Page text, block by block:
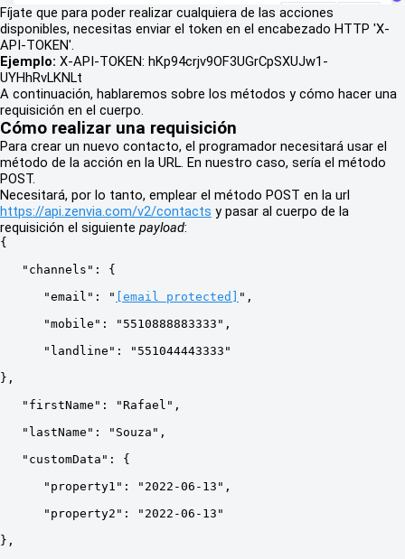
Fíjate que para poder realizar cualquiera de las acciones
disponibles, necesitas enviar el token en el encabezado HTTP 'X-
API-TOKEN'.
Ejemplo: X-API-TOKEN: hKp94crjv9OF3UGrCpSXUJw1-
UYHhRvLKNLt
A continuación, hablaremos sobre los métodos y cómo hacer una
requisición en el cuerpo.
Cómo realizar una requisición
Para crear un nuevo contacto, el programador necesitará usar el
método de la acción en la URL. En nuestro caso, sería el método
POST.
Necesitará, por lo tanto, emplear el método POST en la url
https://api.zenvia.com/v2/contacts y pasar al cuerpo de la
requisición el siguiente payload:
{
   "channels": {
      "email": "
[email protected]
",
      "mobile": "5510888883333",
      "landline": "551044443333"
},
   "firstName": "Rafael",
   "lastName": "Souza",
   "customData": {
      "property1": "2022-06-13",
      "property2": "2022-06-13"
},